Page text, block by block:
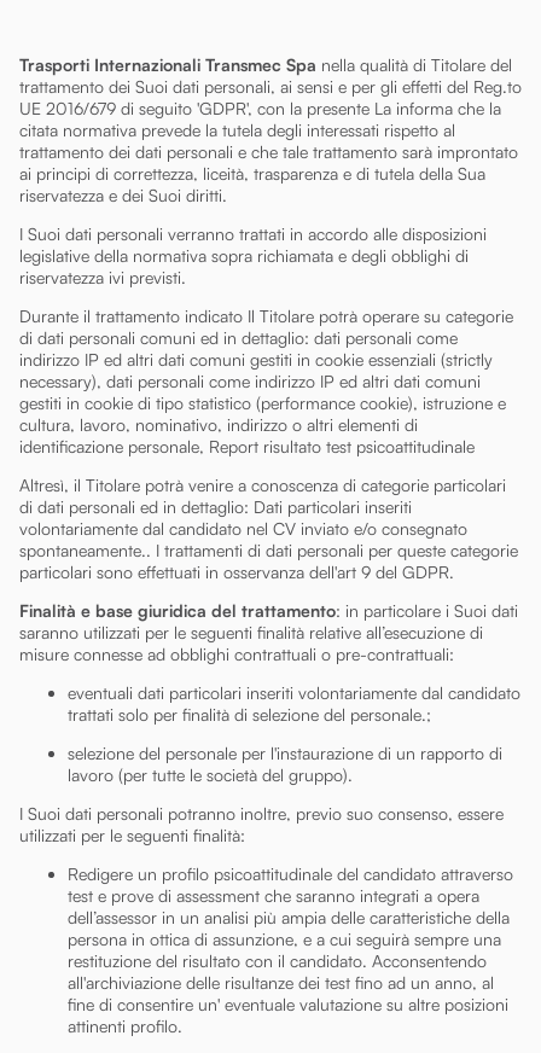
Trasporti Internazionali Transmec Spa nella qualità di Titolare del
trattamento dei Suoi dati personali, ai sensi e per gli effetti del Reg.to
UE 2016/679 di seguito 'GDPR', con la presente La informa che la
citata normativa prevede la tutela degli interessati rispetto al
trattamento dei dati personali e che tale trattamento sarà improntato
ai principi di correttezza, liceità, trasparenza e di tutela della Sua
riservatezza e dei Suoi diritti.
I Suoi dati personali verranno trattati in accordo alle disposizioni
legislative della normativa sopra richiamata e degli obblighi di
riservatezza ivi previsti.
Durante il trattamento indicato Il Titolare potrà operare su categorie
di dati personali comuni ed in dettaglio: dati personali come
indirizzo IP ed altri dati comuni gestiti in cookie essenziali (strictly
necessary), dati personali come indirizzo IP ed altri dati comuni
gestiti in cookie di tipo statistico (performance cookie), istruzione e
cultura, lavoro, nominativo, indirizzo o altri elementi di
identificazione personale, Report risultato test psicoattitudinale
Altresì, il Titolare potrà venire a conoscenza di categorie particolari
di dati personali ed in dettaglio: Dati particolari inseriti
volontariamente dal candidato nel CV inviato e/o consegnato
spontaneamente.. I trattamenti di dati personali per queste categorie
particolari sono effettuati in osservanza dell'art 9 del GDPR.
Finalità e base giuridica del trattamento: in particolare i Suoi dati
saranno utilizzati per le seguenti finalità relative all’esecuzione di
misure connesse ad obblighi contrattuali o pre-contrattuali:
eventuali dati particolari inseriti volontariamente dal candidato
trattati solo per finalità di selezione del personale.;
selezione del personale per l'instaurazione di un rapporto di
lavoro (per tutte le società del gruppo).
I Suoi dati personali potranno inoltre, previo suo consenso, essere
utilizzati per le seguenti finalità:
Redigere un profilo psicoattitudinale del candidato attraverso
test e prove di assessment che saranno integrati a opera
dell’assessor in un analisi più ampia delle caratteristiche della
persona in ottica di assunzione, e a cui seguirà sempre una
restituzione del risultato con il candidato. Acconsentendo
all'archiviazione delle risultanze dei test fino ad un anno, al
fine di consentire un' eventuale valutazione su altre posizioni
attinenti profilo.